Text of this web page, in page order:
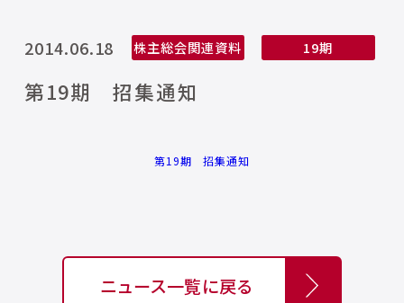
2014.06.18 株主総会関連資料 19期
第19期 招集通知
第19期 招集通知
ニュース一覧に戻る